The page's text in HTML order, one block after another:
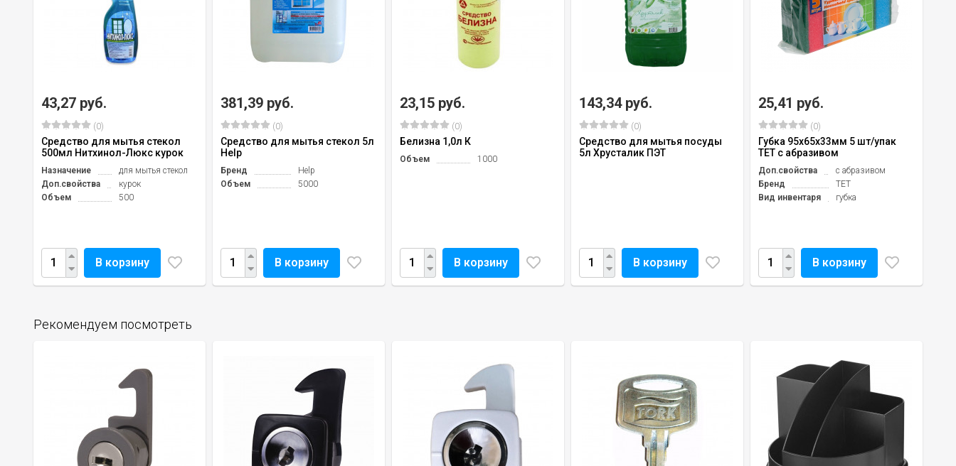
43,27 руб.
(0)
Средство для мытья стекол
500мл Нитхинол-Люкс курок
Назначение
для мытья стекол
Доп.свойства
курок
Объем
500
В корзину
381,39 руб.
(0)
Средство для мытья стекол 5л
Help
Бренд
Help
Объем
5000
В корзину
23,15 руб.
(0)
Белизна 1,0л К
Объем 1000
В корзину
143,34 руб.
(0)
Средство для мытья посуды
5л Хрусталик ПЭТ
В корзину
25,41 руб.
(0)
Губка 95х65х33мм 5 шт/упак
TET с абразивом
Доп.свойства
с абразивом
Бренд
TET
Вид инвентаря
губка
В корзину
Рекомендуем посмотреть